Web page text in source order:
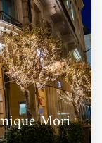
Mori